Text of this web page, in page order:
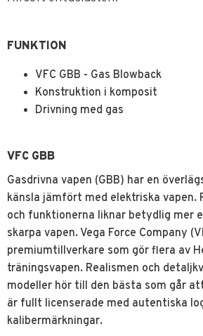
FUNKTION
VFC GBB - Gas Blowback
Konstruktion i komposit
Drivning med gas
VFC GBB
Gasdrivna vapen (GBB) har en
känsla jämfört med elektriska vapen.
och funktionerna liknar betydlig mer
skarpa vapen. Vega Force Company
premiumtillverkare som gör flera av
träningsvapen. Realismen och
modeller hör till den bästa som går
är fullt licenserade med autentiska
kalibermärkningar.